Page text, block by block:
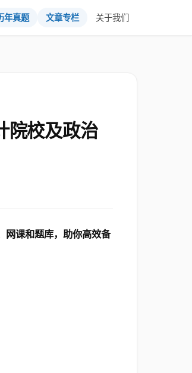
年真题 文章专栏 关于我们
院校及政治
网课和题库，助你高效备